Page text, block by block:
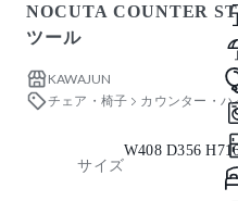
NOCUTA COUNTER
ツール
KAWAJUN
チェア・椅子
カウンター・ハ
サイズ
W408 D356